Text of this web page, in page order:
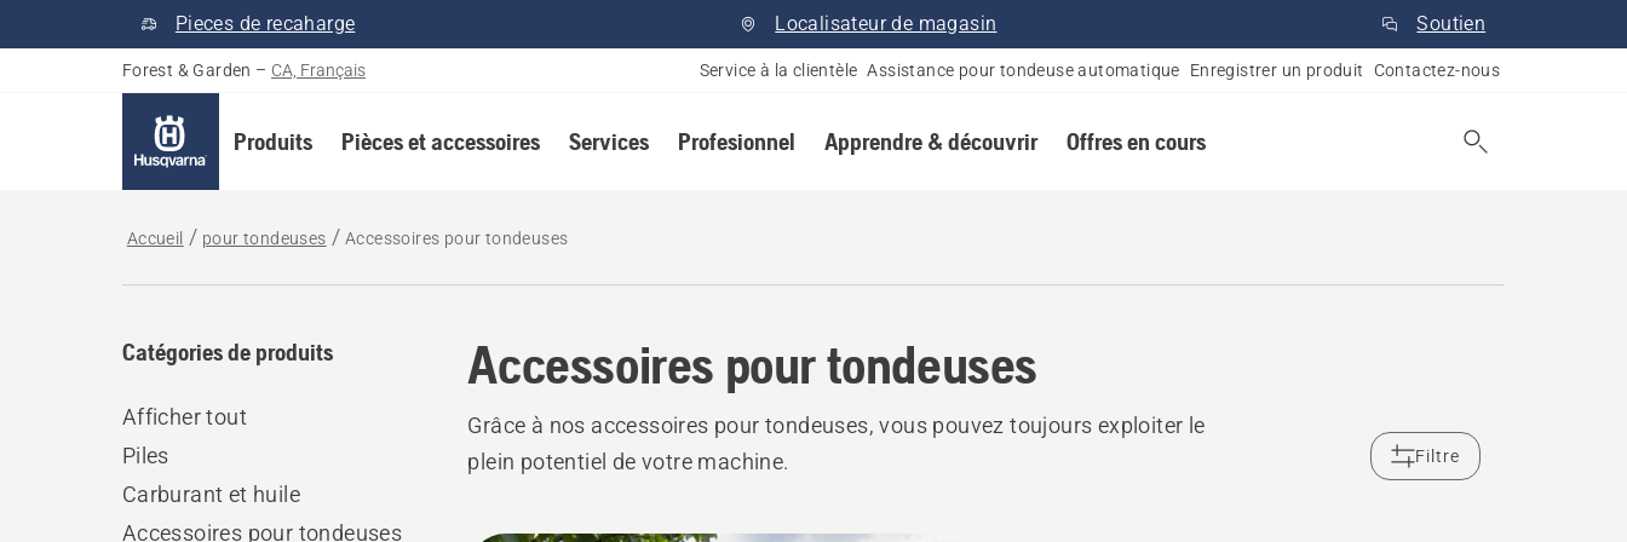
Pieces de recaharge Localisateur de magasin Soutien
Forest & Garden – CA, Français Service à la clientèle Assistance pour tondeuse automatique Enregistrer un produit Contactez-nous
Produits Pièces et accessoires Services Profesionnel Apprendre & découvrir Offres en cours
Accueil pour tondeuses Accessoires pour tondeuses
Accessoires pour tondeuses
Catégories de produits
Afficher tout
Piles
Carburant et huile
Accessoires pour tondeuses
Grâce à nos accessoires pour tondeuses, vous pouvez toujours exploiter le
plein potentiel de votre machine.
Filtre